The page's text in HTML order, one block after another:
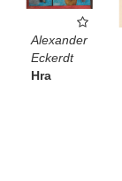
Alexander
Eckerdt
Hra